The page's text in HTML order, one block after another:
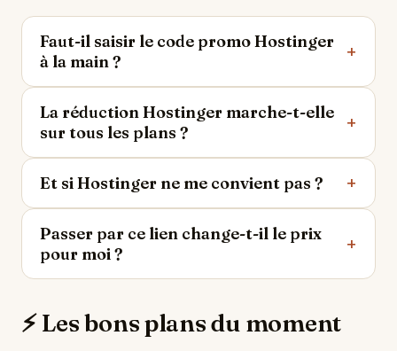
Faut-il saisir le code promo Hostinger
à la main ?
La réduction Hostinger marche-t-elle
sur tous les plans ?
Et si Hostinger ne me convient pas ?
Passer par ce lien change-t-il le prix
pour moi ?
⚡ Les bons plans du moment